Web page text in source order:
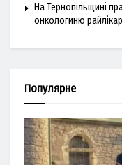
На Тернопільщині
онкологиню
Популярне